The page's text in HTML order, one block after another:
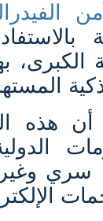
أن هذه
سري